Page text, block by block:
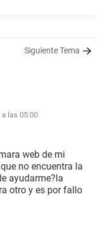
Siguiente Tema
las 05:00
web de mi
no encuentra la
ayudarme?la
otro y es por fallo